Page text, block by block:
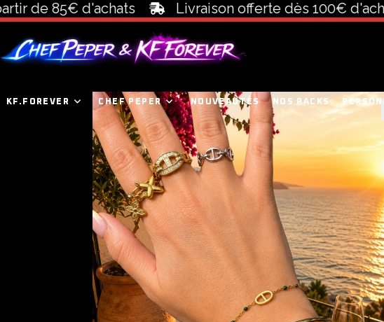
85€ d'achats Livraison offerte dès 100€ d'achats
KF.FOREVER CHEF PEPER NOUVEAUTÉS NOS PACKS